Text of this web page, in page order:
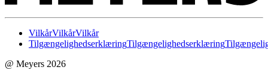
VilkårVilkårVilkår
TilgængelighedserklæringTilgængelighedserklæring
@ Meyers 2026